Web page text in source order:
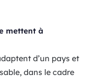
mettent à
d’un pays et
dans le cadre